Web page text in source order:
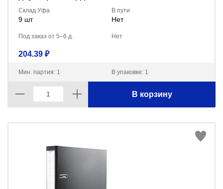
Склад Уфа
9 шт
В пути
Нет
Под заказ от 5–6 д. Нет
204.39 ₽
Мин. партия: 1 В упаковке: 1
В корзину